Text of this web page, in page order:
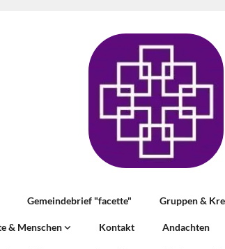
Gemeindebrief "facette" Gruppen &
& Menschen Kontakt Andachten